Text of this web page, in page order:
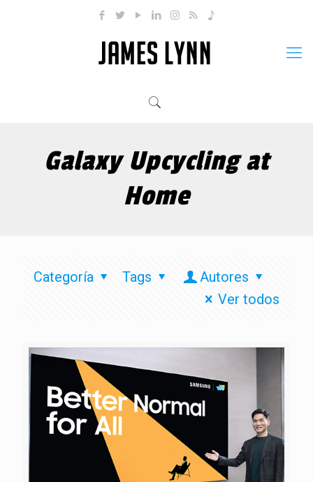
Galaxy Upcycling at
Home
Categoría Tags
Autores
Ver todos